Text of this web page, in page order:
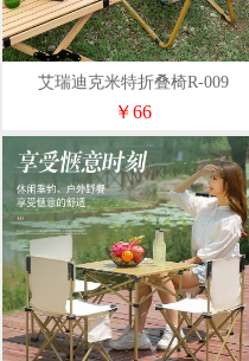
艾瑞迪克米特折叠椅R-009
￥66